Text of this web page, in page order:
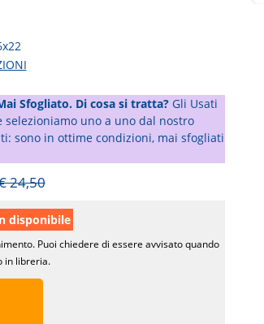
Sfogliato. Di cosa si tratta?Gli Usati
uno a uno dal nostro
sono in ottime condizioni, mai sfogliati
24,50
disponibile
Puoi chiedere di essere avvisato quando
in libreria.